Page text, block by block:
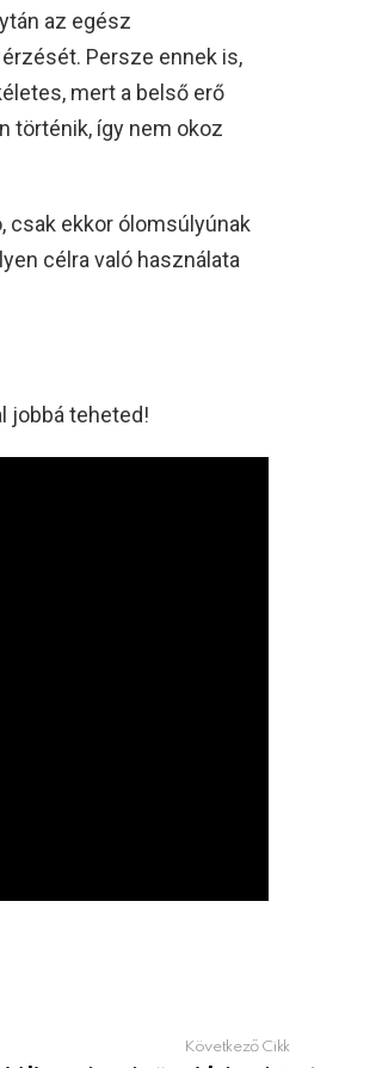
az egész
Persze ennek is,
mert a belső erő
történik, így nem okoz
ekkor ólomsúlyúnak
célra való használata
jobbá teheted!
Következő Cikk